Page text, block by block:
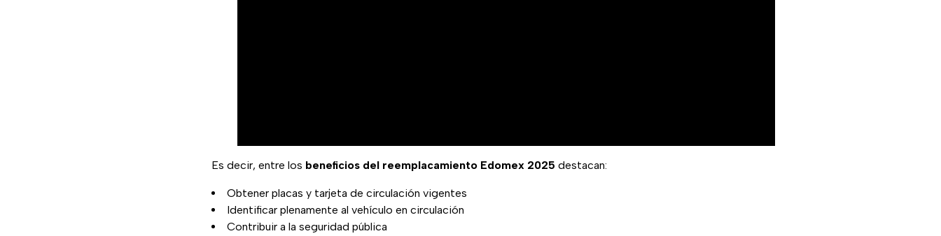
Es decir, entre los beneficios del reemplacamiento Edomex 2025 destacan:
Obtener placas y tarjeta de circulación vigentes
Identificar plenamente al vehículo en circulación
Contribuir a la seguridad pública